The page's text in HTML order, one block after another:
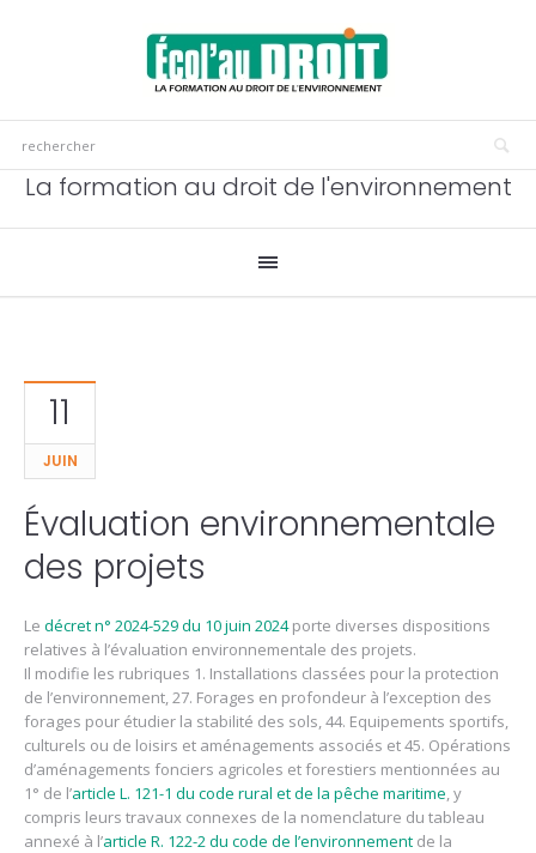
La formation au droit de l'environnement
11
JUIN
Évaluation environnementale
des projets
Le décret n° 2024-529 du 10 juin 2024porte diverses dispositions
relatives à l’évaluation environnementale des projets.
Il modifie les rubriques 1. Installations classées pour la protection
de l’environnement, 27. Forages en profondeur à l’exception des
forages pour étudier la stabilité des sols, 44. Equipements sportifs,
culturels ou de loisirs et aménagements associés et 45. Opérations
d’aménagements fonciers agricoles et forestiers mentionnées au
1° de l’article L. 121-1 du code rural et de la pêche maritime, y
compris leurs travaux connexes de la nomenclature du tableau
annexé à l’article R. 122-2 du code de l’environnement de la